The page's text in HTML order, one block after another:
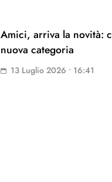
Amici, arriva la novità:
nuova categoria
13 Luglio 2026 • 16:41